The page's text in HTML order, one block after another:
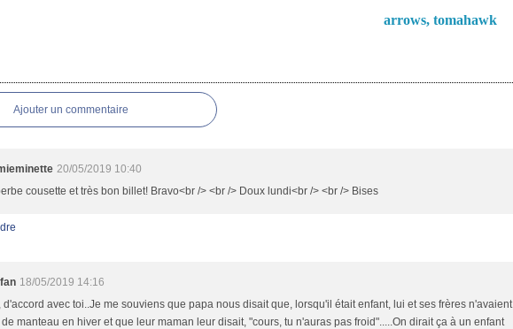
arrows, tomahawk
Ajouter un commentaire
20/05/2019 10:40
cousette et très bon billet! Bravo<br /> <br /> Doux lundi<br /> <br /> Bises
18/05/2019 14:16
d'accord avec toi..Je me souviens que papa nous disait que, lorsqu'il était enfant, lui et ses frères n'avaient
manteau en hiver et que leur maman leur disait, "cours, tu n'auras pas froid".....On dirait ça à un enfant